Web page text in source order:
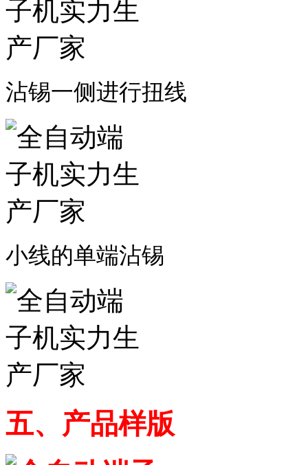
沾锡一侧进行扭线
小线的单端沾锡
五、 产品样版